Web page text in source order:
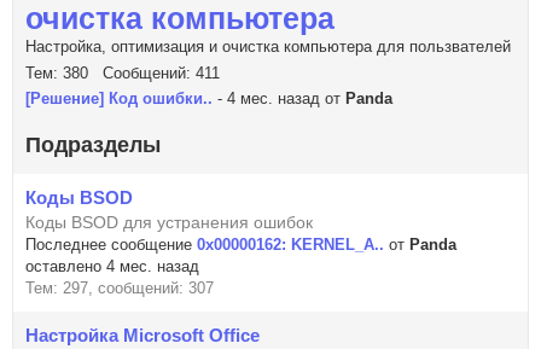
очистка компьютера
Настройка, оптимизация и очистка компьютера для пользвателей
Тем: 380 Сообщений: 411
[Решение] Код ошибки.. - 4 мес. назад от Panda
Подразделы
Коды BSOD
Коды BSOD для устранения ошибок
Последнее сообщение 0x00000162: KERNEL_A.. от Panda
оставлено 4 мес. назад
Тем: 297, сообщений: 307
Настройка Microsoft Office